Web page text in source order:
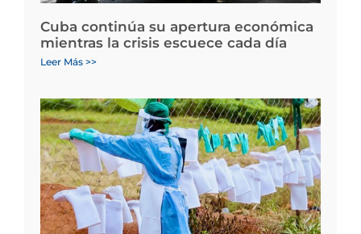
Cuba continúa su apertura económica
mientras la crisis escuece cada día
Leer Más >>